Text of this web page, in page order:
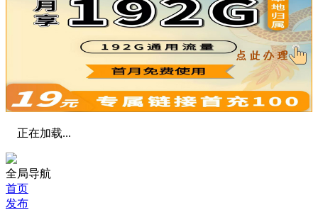
正在加载...
全局导航
首页
发布